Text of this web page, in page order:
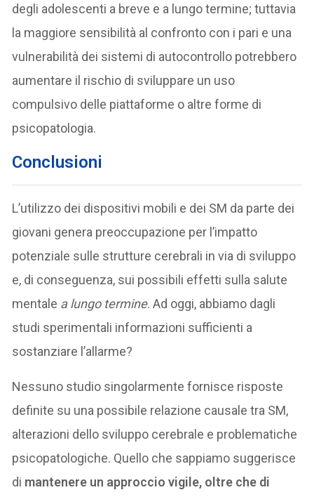
degli adolescenti a breve e a lungo termine; tuttavia
la maggiore sensibilità al confronto con i pari e una
vulnerabilità dei sistemi di autocontrollo potrebbero
aumentare il rischio di sviluppare un uso
compulsivo delle piattaforme o altre forme di
psicopatologia.
Conclusioni
L’utilizzo dei dispositivi mobili e dei SM da parte dei
giovani genera preoccupazione per l’impatto
potenziale sulle strutture cerebrali in via di sviluppo
e, di conseguenza, sui possibili effetti sulla salute
mentale a lungo termine. Ad oggi, abbiamo dagli
studi sperimentali informazioni sufficienti a
sostanziare l’allarme?
Nessuno studio singolarmente fornisce risposte
definite su una possibile relazione causale tra SM,
alterazioni dello sviluppo cerebrale e problematiche
psicopatologiche. Quello che sappiamo suggerisce
di mantenere un approccio vigile, oltre che di